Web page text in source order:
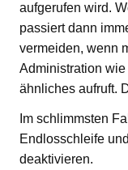
aufgerufen wird.
passiert dann
vermeiden, wenn
Administration
ähnliches aufruft.
Im schlimmsten
Endlosschleife
deaktivieren.